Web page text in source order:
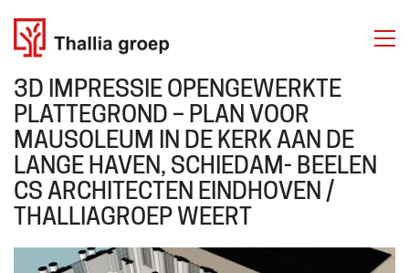
3D IMPRESSIE OPENGEWERKTE
PLATTEGROND – PLAN VOOR
MAUSOLEUM IN DE KERK AAN DE
LANGE HAVEN, SCHIEDAM- BEELEN
CS ARCHITECTEN EINDHOVEN /
THALLIAGROEP WEERT
THALLIA GROEP
Emmasingel 50
6001 BD Weert
Tel. 06 50 63 81 81